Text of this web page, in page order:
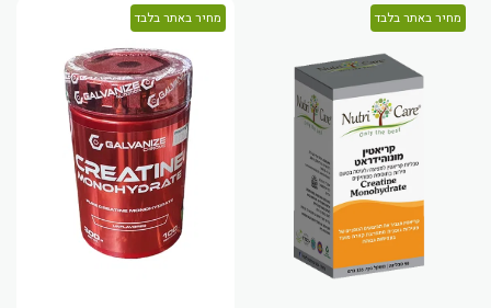
מחיר באתר בלבד מחיר באתר בלבד